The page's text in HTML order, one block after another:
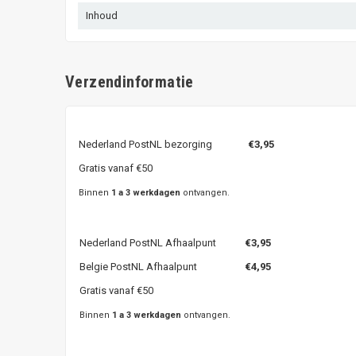
Inhoud
Verzendinformatie
Nederland PostNL bezorging €3,95
Gratis vanaf €50
Binnen 1 a 3 werkdagen ontvangen.
Nederland PostNL Afhaalpunt €3,95
Belgie PostNL Afhaalpunt
€4,95
Gratis vanaf €50
Binnen 1 a 3 werkdagen ontvangen.